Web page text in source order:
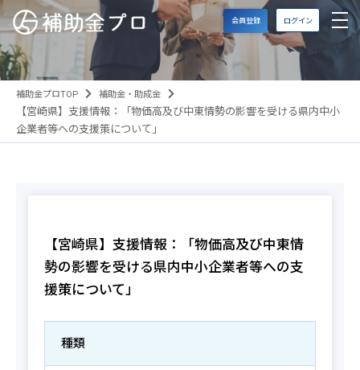
会員登録 ログイン
補助金プロTOP 補助金・助成金
【宮崎県】支援情報：「物価高及び中東情勢の影響を受ける県内中小
企業者等への支援策について」
【宮崎県】支援情報：「物価高及び中東情
勢の影響を受ける県内中小企業者等への支
援策について」
種類